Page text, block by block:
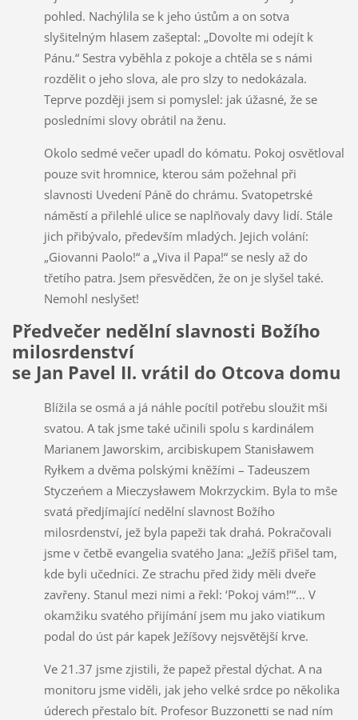
pohled. Nachýlila se k jeho ústům a on sotva
slyšitelným hlasem zašeptal: „Dovolte mi odejít k
Pánu.“ Sestra vyběhla z pokoje a chtěla se s námi
rozdělit o jeho slova, ale pro slzy to nedokázala.
Teprve později jsem si pomyslel: jak úžasné, že se
posledními slovy obrátil na ženu.
Okolo sedmé večer upadl do kómatu. Pokoj osvětloval
pouze svit hromnice, kterou sám požehnal při
slavnosti Uvedení Páně do chrámu. Svatopetrské
náměstí a přilehlé ulice se naplňovaly davy lidí. Stále
jich přibývalo, především mladých. Jejich volání:
„Giovanni Paolo!“ a „Viva il Papa!“ se nesly až do
třetího patra. Jsem přesvědčen, že on je slyšel také.
Nemohl neslyšet!
Předvečer nedělní slavnosti Božího
milosrdenství
se Jan Pavel II. vrátil do Otcova domu
Blížila se osmá a já náhle pocítil potřebu sloužit mši
svatou. A tak jsme také učinili spolu s kardinálem
Marianem Jaworskim, arcibiskupem Stanisławem
Ryłkem a dvěma polskými kněžími – Tadeuszem
Styczeńem a Mieczysławem Mokrzyckim. Byla to mše
svatá předjímající nedělní slavnost Božího
milosrdenství, jež byla papeži tak drahá. Pokračovali
jsme v četbě evangelia svatého Jana: „Ježíš přišel tam,
kde byli učedníci. Ze strachu před židy měli dveře
zavřeny. Stanul mezi nimi a řekl: ‘Pokoj vám!’“... V
okamžiku svatého přijímání jsem mu jako viatikum
podal do úst pár kapek Ježíšovy nejsvětější krve.
Ve 21.37 jsme zjistili, že papež přestal dýchat. A na
monitoru jsme viděli, jak jeho velké srdce po několika
úderech přestalo bít. Profesor Buzzonetti se nad ním